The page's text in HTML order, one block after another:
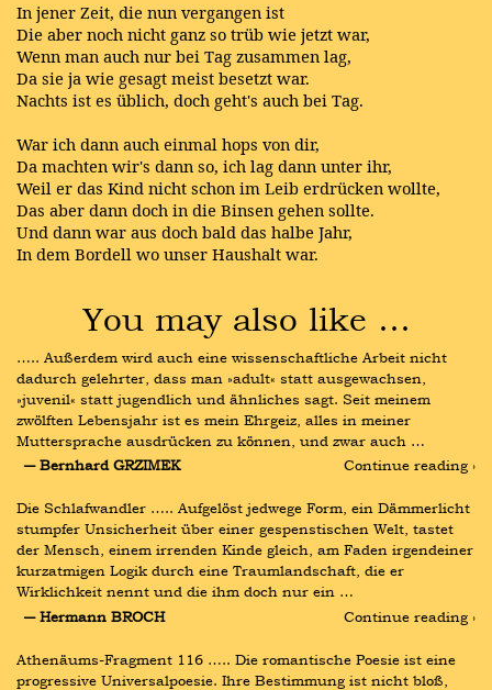
In jener Zeit, die nun vergangen ist
Die aber noch nicht ganz so trüb wie jetzt war,
Wenn man auch nur bei Tag zusammen lag,
Da sie ja wie gesagt meist besetzt war.
Nachts ist es üblich, doch geht's auch bei Tag.
War ich dann auch einmal hops von dir,
Da machten wir's dann so, ich lag dann unter ihr,
Weil er das Kind nicht schon im Leib erdrücken wollte,
Das aber dann doch in die Binsen gehen sollte.
Und dann war aus doch bald das halbe Jahr,
In dem Bordell wo unser Haushalt war.
You may also like …
….. Außerdem wird auch eine wissenschaftliche Arbeit nicht
dadurch gelehrter, dass man »adult« statt ausgewachsen,
»juvenil« statt jugendlich und ähnliches sagt. Seit meinem
zwölften Lebensjahr ist es mein Ehrgeiz, alles in meiner
Muttersprache ausdrücken zu können, und zwar auch …
― Bernhard GRZIMEK
Continue reading ›
Die Schlafwandler ….. Aufgelöst jedwege Form, ein Dämmerlicht
stumpfer Unsicherheit über einer gespenstischen Welt, tastet
der Mensch, einem irrenden Kinde gleich, am Faden irgendeiner
kurzatmigen Logik durch eine Traumlandschaft, die er
Wirklichkeit nennt und die ihm doch nur ein …
― Hermann BROCH
Continue reading ›
Athenäums-Fragment 116 ….. Die romantische Poesie ist eine
progressive Universalpoesie. Ihre Bestimmung ist nicht bloß,